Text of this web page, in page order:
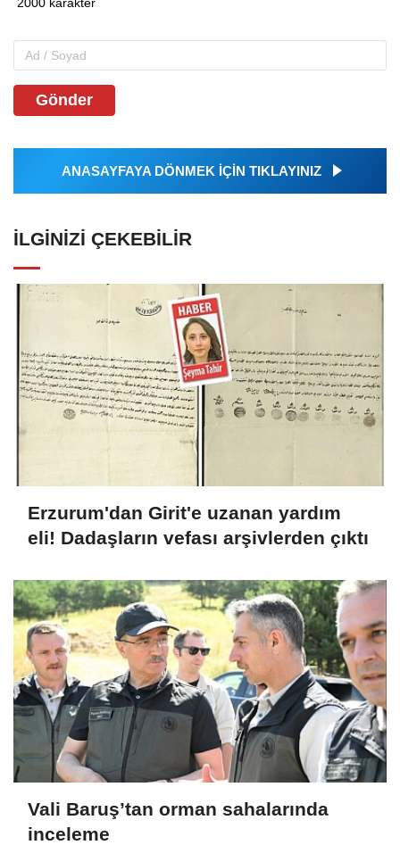
Gönder
ANASAYFAYA DÖNMEK İÇİN TIKLAYINIZ
İLGINIZI ÇEKEBILIR
Erzurum'dan Girit'e uzanan yardım
eli! Dadaşların vefası arşivlerden çıktı
Vali Baruş’tan orman sahalarında
inceleme